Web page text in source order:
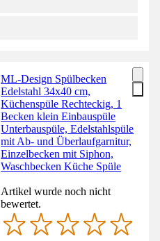
ML-Design Spülbecken
Edelstahl 34x40 cm,
Küchenspüle Rechteckig, 1
Becken klein Einbauspüle
Unterbauspüle, Edelstahlspüle
mit Ab- und Überlaufgarnitur,
Einzelbecken mit Siphon,
Waschbecken Küche Spüle
Artikel wurde noch nicht
bewertet.